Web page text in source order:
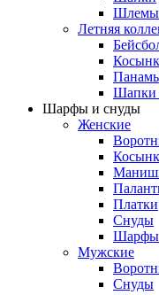
Шлемы
Летняя
Шапки
Шарфы и снуды
Женские
Платки
Снуды
Шарфы
Мужские
Снуды